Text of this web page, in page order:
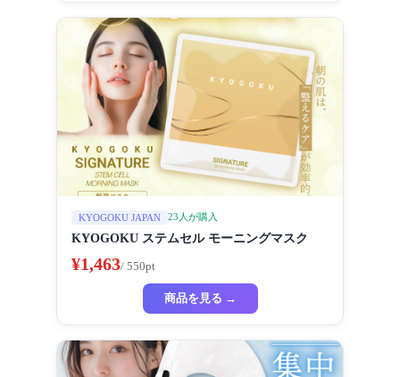
KYOGOKU JAPAN 23人が購入
KYOGOKU ステムセル モーニングマスク
¥1,463/ 550pt
商品を見る →